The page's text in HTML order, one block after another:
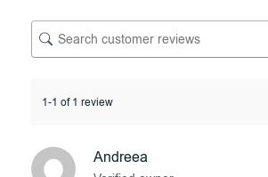
1-1 of 1 review
Andreea